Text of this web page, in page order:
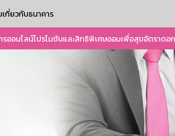
เกี่ยวกับธนาคาร
รออนไลน์โปรโมชันและสิทธิพิเศษออมเพื่อสุขอัตราดอ